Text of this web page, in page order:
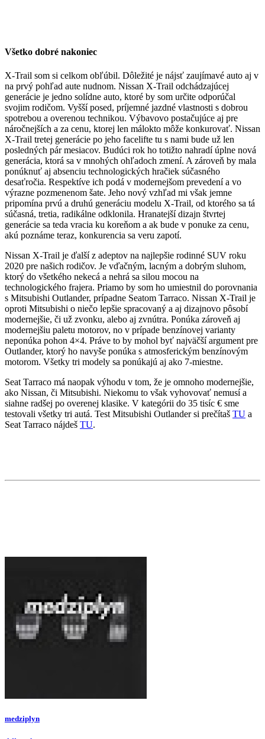
Všetko dobré nakoniec
X-Trail som si celkom obľúbil. Dôležité je nájsť zaujímavé auto aj v
na prvý pohľad aute nudnom. Nissan X-Trail odchádzajúcej
generácie je jedno solídne auto, ktoré by som určite odporúčal
svojim rodičom. Vyšší posed, príjemné jazdné vlastnosti s dobrou
spotrebou a overenou technikou. Výbavovo postačujúce aj pre
náročnejších a za cenu, ktorej len málokto môže konkurovať. Nissan
X-Trail tretej generácie po jeho facelifte tu s nami bude už len
posledných pár mesiacov. Budúci rok ho totižto nahradí úplne nová
generácia, ktorá sa v mnohých ohľadoch zmení. A zároveň by mala
ponúknuť aj absenciu technologických hračiek súčasného
desaťročia. Respektíve ich podá v modernejšom prevedení a vo
výrazne pozmenenom šate. Jeho nový vzhľad mi však jemne
pripomína prvú a druhú generáciu modelu X-Trail, od ktorého sa tá
súčasná, tretia, radikálne odklonila. Hranatejší dizajn štvrtej
generácie sa teda vracia ku koreňom a ak bude v ponuke za cenu,
akú poznáme teraz, konkurencia sa veru zapotí.
Nissan X-Trail je ďalší z adeptov na najlepšie rodinné SUV roku
2020 pre našich rodičov. Je vďačným, lacným a dobrým sluhom,
ktorý do všetkého nekecá a nehrá sa silou mocou na
technologického frajera. Priamo by som ho umiestnil do porovnania
s Mitsubishi Outlander, prípadne Seatom Tarraco. Nissan X-Trail je
oproti Mitsubishi o niečo lepšie spracovaný a aj dizajnovo pôsobí
modernejšie, či už zvonku, alebo aj zvnútra. Ponúka zároveň aj
modernejšiu paletu motorov, no v prípade benzínovej varianty
neponúka pohon 4×4. Práve to by mohol byť najväčší argument pre
Outlander, ktorý ho navyše ponúka s atmosferickým benzínovým
motorom. Všetky tri modely sa ponúkajú aj ako 7-miestne.
Seat Tarraco má naopak výhodu v tom, že je omnoho modernejšie,
ako Nissan, či Mitsubishi. Niekomu to však vyhovovať nemusí a
siahne radšej po overenej klasike. V kategórii do 35 tisíc € sme
testovali všetky tri autá. Test Mitsubishi Outlander si prečítaš TU a
Seat Tarraco nájdeš TU.
medziplyn